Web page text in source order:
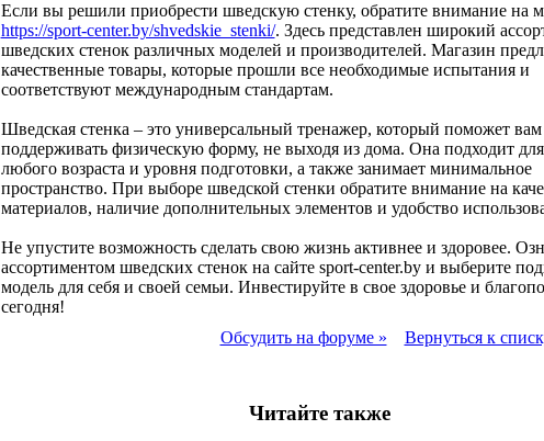
Если вы решили приобрести шведскую стенку, обратите внимание на
https://sport-center.by/shvedskie_stenki/. Здесь представлен широкий
шведских стенок различных моделей и производителей. Магазин
качественные товары, которые прошли все необходимые испытания и
соответствуют международным стандартам.
Шведская стенка – это универсальный тренажер, который поможет вам
поддерживать физическую форму, не выходя из дома. Она подходит
любого возраста и уровня подготовки, а также занимает минимальное
пространство. При выборе шведской стенки обратите внимание на
материалов, наличие дополнительных элементов и удобство
Не упустите возможность сделать свою жизнь активнее и здоровее.
ассортиментом шведских стенок на сайте sport-center.by и выберите
модель для себя и своей семьи. Инвестируйте в свое здоровье и
сегодня!
Обсудить на форуме »
Вернуться к
Читайте также